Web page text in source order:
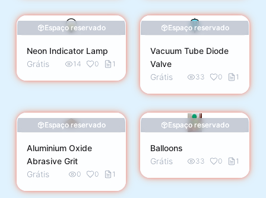
Espaço reservado
Neon Indicator Lamp
Grátis
14 0 1
Espaço reservado
Vacuum Tube Diode
Valve
Grátis
33 0 1
Espaço reservado
Aluminium Oxide
Abrasive Grit
Grátis
0 0 1
Espaço reservado
Balloons
Grátis
33 0 1